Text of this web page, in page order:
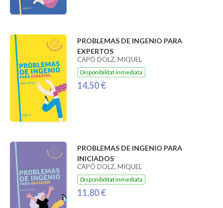
PROBLEMAS DE INGENIO PARA
EXPERTOS
CAPÓ DOLZ, MIQUEL
Disponibilitat inmediata
14,50 €
PROBLEMAS DE INGENIO PARA
INICIADOS
CAPÓ DOLZ, MIQUEL
Disponibilitat inmediata
11,80 €